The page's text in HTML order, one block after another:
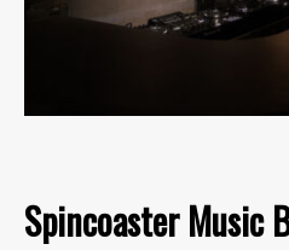
Spincoaster Music